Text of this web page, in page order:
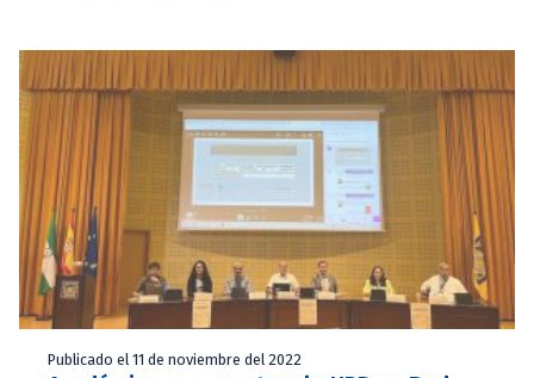
Publicado el 11 de noviembre del 2022